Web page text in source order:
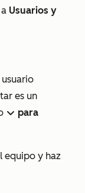
Usuarios y
es un
downIcon para
equipo y haz